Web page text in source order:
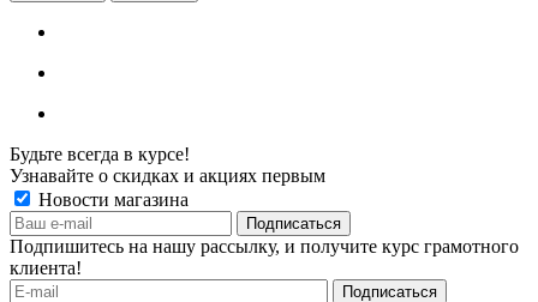
Будьте всегда в курсе!
Узнавайте о скидках и акциях первым
Новости магазина
Подпишитесь на нашу рассылку, и получите курс грамотного
клиента!